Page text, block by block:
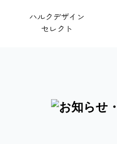
ハルクデザイン
セレクト